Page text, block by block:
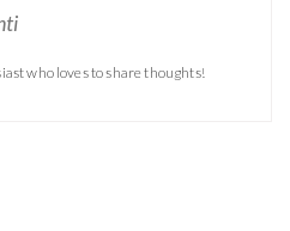
who loves to share thoughts!